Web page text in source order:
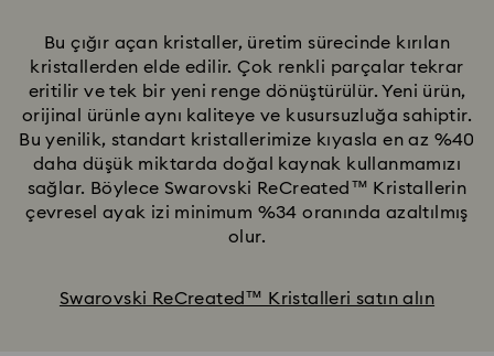
Bu çığır açan kristaller, üretim sürecinde kırılan
kristallerden elde edilir. Çok renkli parçalar tekrar
eritilir ve tek bir yeni renge dönüştürülür. Yeni ürün,
orijinal ürünle aynı kaliteye ve kusursuzluğa sahiptir.
Bu yenilik, standart kristallerimize kıyasla en az %40
daha düşük miktarda doğal kaynak kullanmamızı
sağlar. Böylece Swarovski ReCreated™ Kristallerin
çevresel ayak izi minimum %34 oranında azaltılmış
olur.
Swarovski ReCreated™ Kristalleri satın alın